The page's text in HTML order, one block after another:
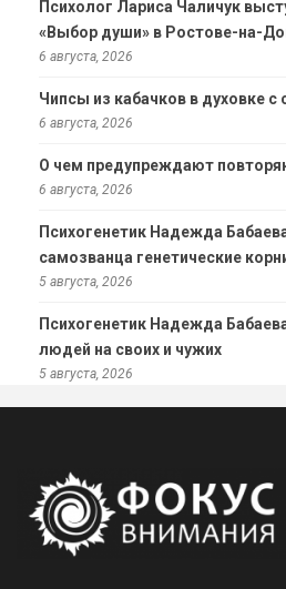
Психолог Лариса Чаличук
«Выбор души» в Ростове-на-
6 августа, 2026
Чипсы из кабачков в духовке с
6 августа, 2026
О чем предупреждают
6 августа, 2026
Психогенетик Надежда
самозванца генетические
5 августа, 2026
Психогенетик Надежда
людей на своих и чужих
5 августа, 2026